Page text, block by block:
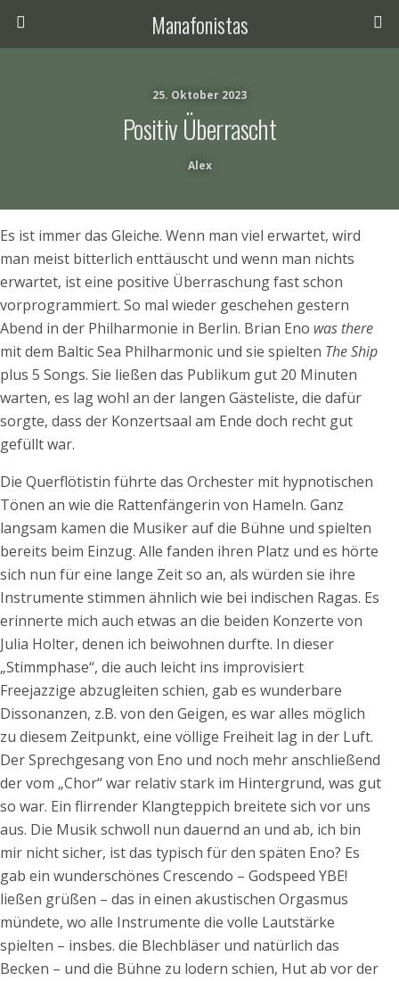
Manafonistas
25. Oktober 2023
Positiv Überrascht
Alex
Es ist immer das Gleiche. Wenn man viel erwartet, wird
man meist bitterlich enttäuscht und wenn man nichts
erwartet, ist eine positive Überraschung fast schon
vorprogrammiert. So mal wieder geschehen gestern
Abend in der Philharmonie in Berlin. Brian Eno was there
mit dem Baltic Sea Philharmonic und sie spielten The Ship
plus 5 Songs. Sie ließen das Publikum gut 20 Minuten
warten, es lag wohl an der langen Gästeliste, die dafür
sorgte, dass der Konzertsaal am Ende doch recht gut
gefüllt war.
Die Querflötistin führte das Orchester mit hypnotischen
Tönen an wie die Rattenfängerin von Hameln. Ganz
langsam kamen die Musiker auf die Bühne und spielten
bereits beim Einzug. Alle fanden ihren Platz und es hörte
sich nun für eine lange Zeit so an, als würden sie ihre
Instrumente stimmen ähnlich wie bei indischen Ragas. Es
erinnerte mich auch etwas an die beiden Konzerte von
Julia Holter, denen ich beiwohnen durfte. In dieser
„Stimmphase“, die auch leicht ins improvisiert
Freejazzige abzugleiten schien, gab es wunderbare
Dissonanzen, z.B. von den Geigen, es war alles möglich
zu diesem Zeitpunkt, eine völlige Freiheit lag in der Luft.
Der Sprechgesang von Eno und noch mehr anschließend
der vom „Chor“ war relativ stark im Hintergrund, was gut
so war. Ein flirrender Klangteppich breitete sich vor uns
aus. Die Musik schwoll nun dauernd an und ab, ich bin
mir nicht sicher, ist das typisch für den späten Eno? Es
gab ein wunderschönes Crescendo – Godspeed YBE!
ließen grüßen – das in einen akustischen Orgasmus
mündete, wo alle Instrumente die volle Lautstärke
spielten – insbes. die Blechbläser und natürlich das
Becken – und die Bühne zu lodern schien, Hut ab vor der